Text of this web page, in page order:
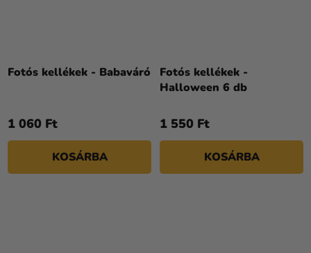
Fotós kellékek - Babaváró
1 060 Ft
KOSÁRBA
Fotós kellékek -
Halloween 6 db
1 550 Ft
KOSÁRBA